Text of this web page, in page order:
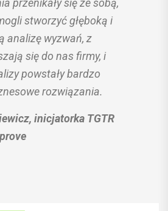
przenikały się ze sobą,
stworzyć głęboką i
analizę wyzwań, z
się do nas firmy, i
powstały bardzo
rozwiązania.
inicjatorka TGTR